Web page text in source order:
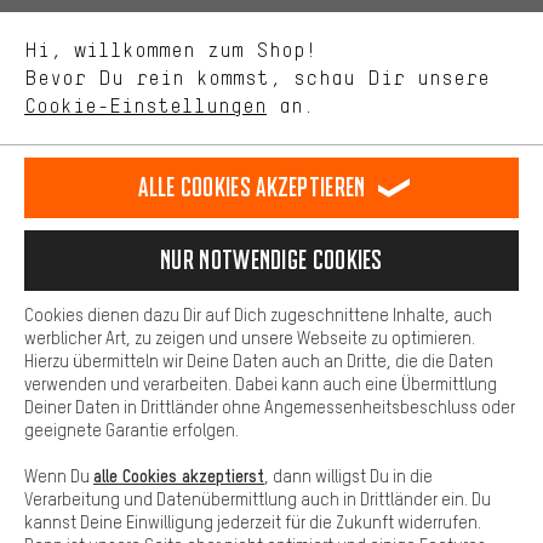
Sprache"
Deutsch
DE english
EN español
ES français
FR
VERTRAG WIDERRUFEN Aachener Community Affiliateprogramm
Datenschutz Allgemeine Geschäftsbedingungen
Hinweisgebersystem Hinweise zur Batterieentsorgung
Cookie-Einstellungen Kontrast ändern
Alle Preise verstehen sich in Euro und exkl. MwSt zuzüglich
Versandkostenfür Lieferung nachUSA.
Hi, willkommen zum Shop!
Bevor Du rein kommst, schau Dir unsere
Cookie-Einstellungen an.
Uns interessiert, was Du in unserem Shop suchst und brauchst.
selbst Einfluss auf die Verbesserung unserer Webseite und
unseres Shop-Angebots.
Dein Shopping-Erlebnis wird komfortabler. Mit Komfort-Cookies
stellen wir Verknüpfungen zu Social Media Plattformen her. So
können wir dir weitere nützliche Inhalte und Informationen zur
Verfügung stellen. Zudem hast du die Möglichkeit zusätzliche
Services zu nutzen, die es dir erleichtern die richtigen Produkte zu
finden. Beispielsweise bieten wir eine Chat-Funktion an, damit
Fragen schnell und unkompliziert beantwortet werden können.
Basis
Basis-Cookies gewährleisten, dass Du unsere Webseite
grundsätzlich nutzen kannst.
Alle Cookies akzeptieren
Nur Notwendige Cookies
Cookies dienen dazu Dir auf Dich zugeschnittene Inhalte, auch
werblicher Art, zu zeigen und unsere Webseite zu optimieren.
Hierzu übermitteln wir Deine Daten auch an Dritte, die die Daten
verwenden und verarbeiten. Dabei kann auch eine Übermittlung
Deiner Daten in Drittländer ohne Angemessenheitsbeschluss oder
geeignete Garantie erfolgen.
Wenn Du alle Cookies akzeptierst , dann willigst Du in die
Verarbeitung und Datenübermittlung auch in Drittländer ein. Du
kannst Deine Einwilligung jederzeit für die Zukunft widerrufen.